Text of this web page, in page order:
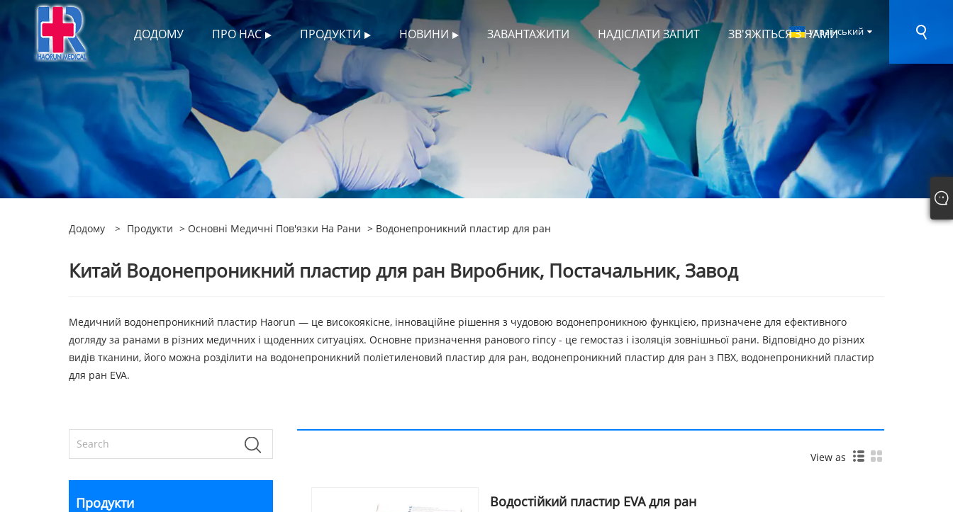
ДОДОМУ ПРО НАС ПРОДУКТИ НОВИНИ ЗАВАНТАЖИТИ НАДІСЛАТИ ЗАПИТ ЗВ'ЯЖІТЬСЯ З НАМИ
український
Додому > Продукти > Основні Медичні Пов'язки На Рани > Водонепроникний пластир для ран
Китай Водонепроникний пластир для ран Виробник, Постачальник, Завод
Медичний водонепроникний пластир Haorun — це високоякісне, інноваційне рішення з чудовою водонепроникною функцією, призначене для ефективного
догляду за ранами в різних медичних і щоденних ситуаціях. Основне призначення ранового гіпсу - це гемостаз і ізоляція зовнішньої рани. Відповідно до різних
видів тканини, його можна розділити на водонепроникний поліетиленовий пластир для ран, водонепроникний пластир для ран з ПВХ, водонепроникний пластир
для ран EVA.
Продукти
View as
Водостійкий пластир EVA для ран